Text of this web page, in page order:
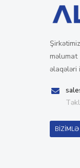
əlaqələri